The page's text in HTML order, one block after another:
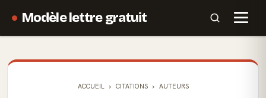
Modèle lettre gratuit
ACCUEIL CITATIONS AUTEURS